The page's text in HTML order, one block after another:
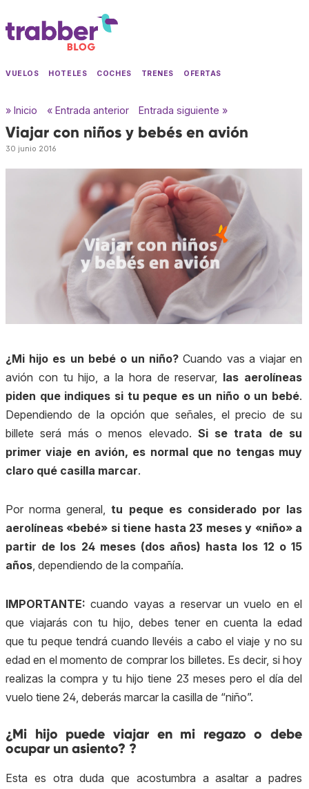
VUELOS HOTELES COCHES TRENES OFERTAS
» Inicio « Entrada anterior Entrada siguiente »
Viajar con niños y bebés en avión
30 junio 2016
¿Mi hijo es un bebé o un niño?Cuando vas a viajar en
avión con tu hijo, a la hora de reservar, las aerolíneas
piden que indiques si tu peque es un niño o un bebé.
Dependiendo de la opción que señales, el precio de su
billete será más o menos elevado. Si se trata de su
primer viaje en avión, es normal que no tengas muy
claro qué casilla marcar.
Por norma general,tu peque es considerado por las
aerolíneas «bebé» si tiene hasta 23 meses y «niño» a
partir de los 24 meses (dos años) hasta los 12 o 15
años , dependiendo de la compañía.
IMPORTANTE: cuando vayas a reservar un vuelo en el
que viajarás con tu hijo, debes tener en cuenta la edad
que tu peque tendrá cuando llevéis a cabo el viaje y no su
edad en el momento de comprar los billetes. Es decir, si hoy
realizas la compra y tu hijo tiene 23 meses pero el día del
vuelo tiene 24, deberás marcar la casilla de “niño”.
¿Mi hijo puede viajar en mi regazo o debe
ocupar un asiento? ?
Esta es otra duda que acostumbra a asaltar a padres